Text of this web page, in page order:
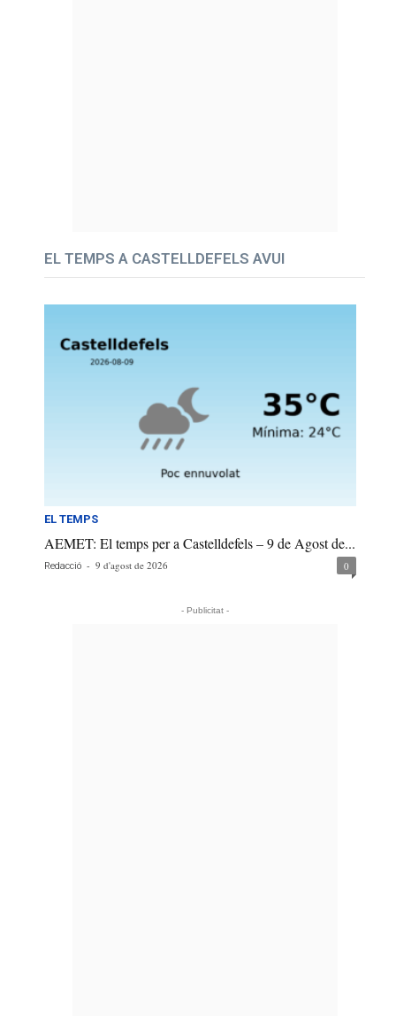
EL TEMPS A CASTELLDEFELS AVUI
EL TEMPS
AEMET: El temps per a Castelldefels – 9 de Agost de...
Redacció - 9 d'agost de 2026 0
- Publicitat -